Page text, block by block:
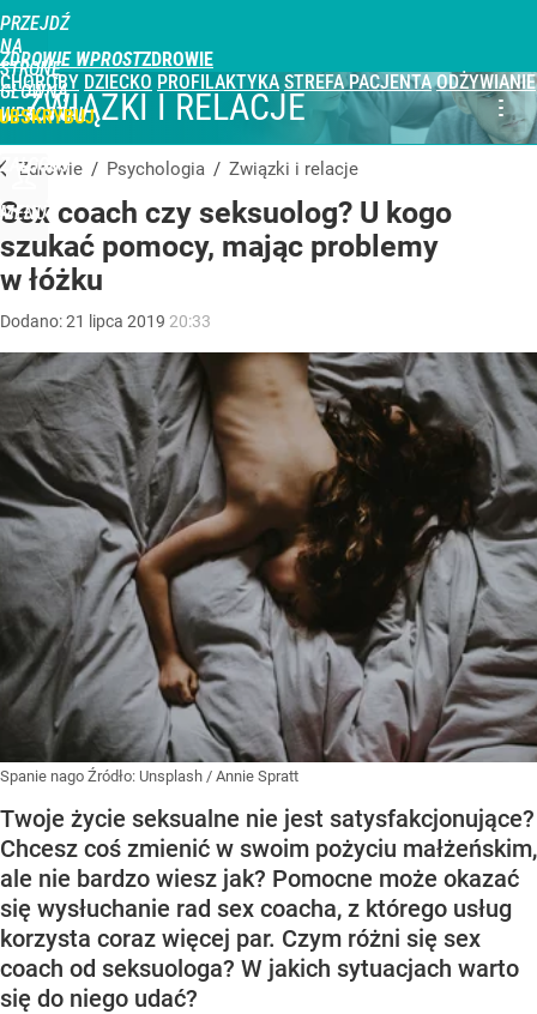
PRZEJDŹ
NA
STRONĘ
GŁÓWNĄ
WPROST.PL
ZDROWIE WPROST
CHOROBY DZIECKO PROFILAKTYKA STREFA PACJENTA ODŻYWIANIE
ZALOGUJ
MENU
ZWIĄZKI I RELACJE
Zdrowie / Psychologia / Związki i relacje
Sex coach czy seksuolog? U kogo
szukać pomocy, mając problemy
w łóżku
Dodano:21 lipca 2019 20:33
Spanie nago Źródło: Unsplash / Annie Spratt
Twoje życie seksualne nie jest satysfakcjonujące?
Chcesz coś zmienić w swoim pożyciu małżeńskim,
ale nie bardzo wiesz jak? Pomocne może okazać
się wysłuchanie rad sex coacha, z którego usług
korzysta coraz więcej par. Czym różni się sex
coach od seksuologa? W jakich sytuacjach warto
się do niego udać?